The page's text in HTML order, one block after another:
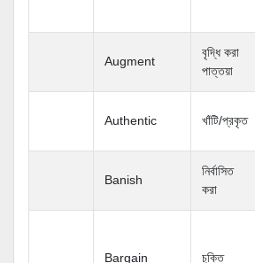
Augment
বৃদ্ধি করা
পাত্তয়া
Authentic খাঁটি/প্রকৃত
Banish
নির্বাসিত
করা
Bargain চুক্তি